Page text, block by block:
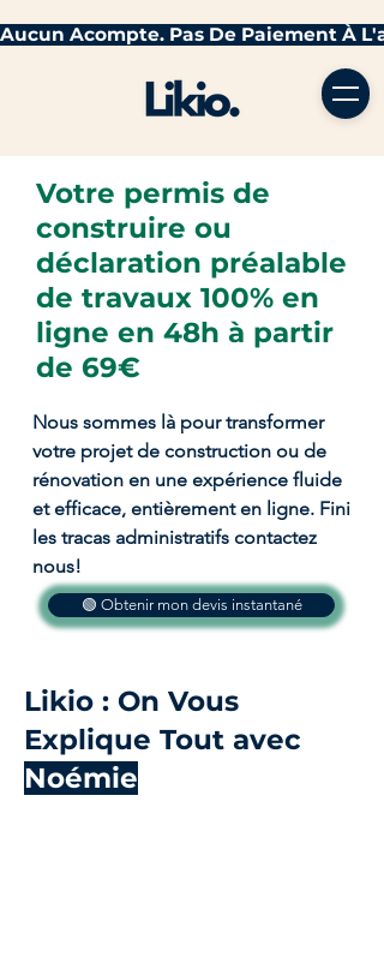
Votre permis de
construire ou
déclaration préalable
de travaux 100% en
ligne en 48h à partir
de 69€
Nous sommes là pour transformer
votre projet de construction ou de
rénovation en une expérience fluide
et efficace, entièrement en ligne. Fini
les tracas administratifs contactez
nous!
🟢 Obtenir mon devis instantané
Likio : On Vous
Explique Tout avec
Noémie